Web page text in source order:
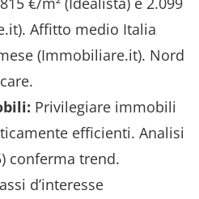
Affitto medio Italia
(Immobiliare.it). Nord
Privilegiare immobili
efficienti. Analisi
conferma trend.
d’interesse